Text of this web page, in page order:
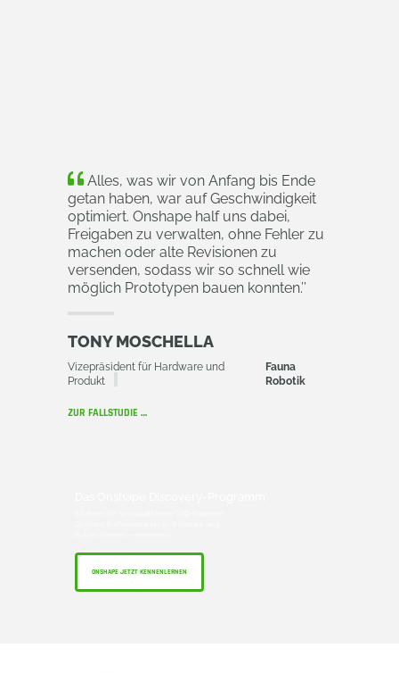
Alles, was wir von Anfang bis Ende
getan haben, war auf Geschwindigkeit
optimiert. Onshape half uns dabei,
Freigaben zu verwalten, ohne Fehler zu
machen oder alte Revisionen zu
versenden, sodass wir so schnell wie
möglich Prototypen bauen konnten.’’
TONY MOSCHELLA
Vizepräsident für Hardware und
Produkt
Fauna
Robotik
ZUR FALLSTUDIE …
ONSHAPE JETZT KENNENLERNEN